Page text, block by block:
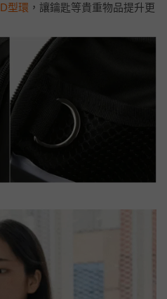
D型環 ，讓鑰匙等貴重物品提升更